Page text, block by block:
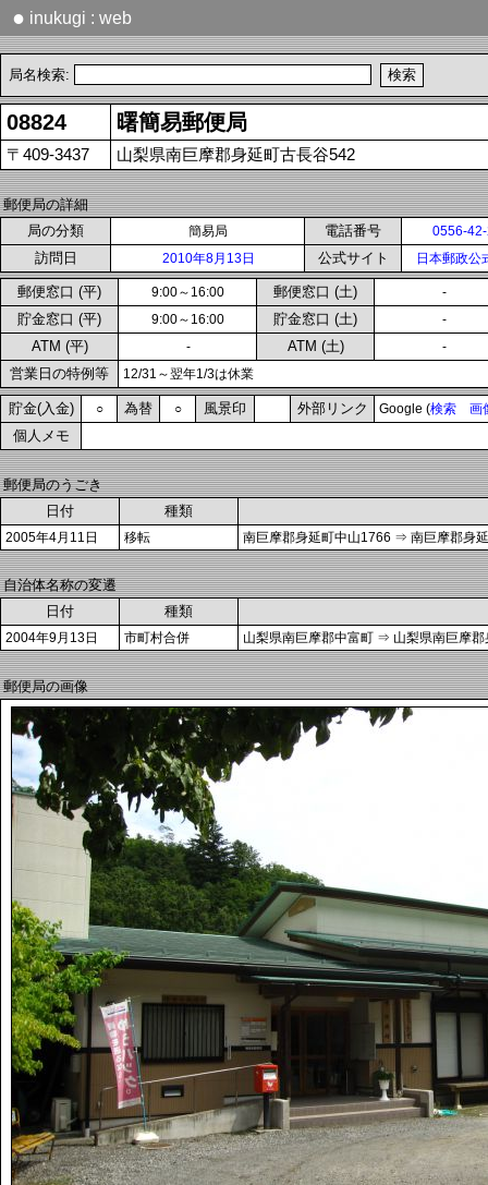
● inukugi : web
局名検索:
08824 曙簡易郵便局
〒409-3437 山梨県南巨摩郡身延町古長谷542
郵便局の詳細
局の分類
簡易局 電話番号 0556-
訪問日 2010年8月13日 公式サイト 日本郵政公
郵便窓口 (平) 9:00～16:00 郵便窓口 (土) -
貯金窓口 (平) 9:00～16:00 貯金窓口 (土) -
ATM (平) - ATM (土) -
営業日の特例等 12/31～翌年1/3は休業
貯金(入金) ○ 為替 ○ 風景印 外部リンク Google (検索 画
個人メモ
郵便局のうごき
日付
種類
2005年4月11日 移転 南巨摩郡身延町中山1766 ⇒ 南巨摩郡身
自治体名称の変遷
日付
種類
2004年9月13日 市町村合併 山梨県南巨摩郡中富町 ⇒ 山梨県南巨摩郡
郵便局の画像